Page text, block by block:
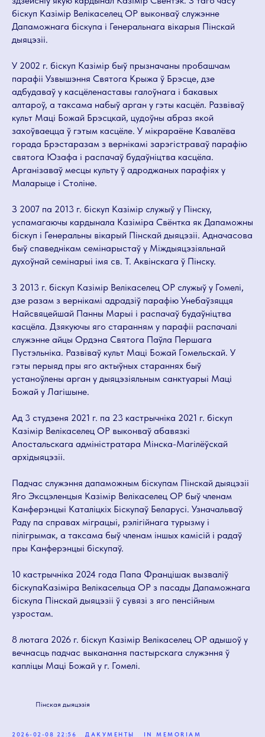
біскуп Казімір Велікаселец ОР выконваў служэнне
Дапаможнага біскупа і Генеральнага вікарыя Пінскай
дыяцэзіі.
У 2002 г. біскуп Казімір быў прызначаны пробашчам
парафіі Узвышэння Святога Крыжа ў Брэсце, дзе
адбудаваў у касцёленаставы галоўнага і бакавых
алтароў, а таксама набыў арган у гэты касцёл. Развіваў
культ Маці Божай Брэсцкай, цудоўны абраз якой
захоўваецца ў гэтым касцёле. У мікрараёне Кавалёва
горада Брэстаразам з вернікамі зарэгістраваў парафію
святога Юзафа і распачаў будаўніцтва касцёла.
Арганізаваў месцы культу ў адроджаных парафіях у
Маларыце і Століне.
З 2007 па 2013 г. біскуп Казімір служыў у Пінску,
успамагаючы кардынала Казіміра Свёнтка як Дапаможны
біскуп і Генеральны вікарый Пінскай дыяцэзіі. Адначасова
быў спаведнікам семінарыстаў у Міждыяцэзіяльнай
духоўнай семінарыі імя св. Т. Аквінскага ў Пінску.
З 2013 г. біскуп Казімір Велікаселец ОР служыў у Гомелі,
дзе разам з вернікамі адрадзіў парафію Унебаўзяцця
Найсвяцейшай Панны Марыі і распачаў будаўніцтва
касцёла. Дзякуючы яго старанням у парафіі распачалі
служэнне айцы Ордэна Святога Паўла Першага
Пустэльніка. Развіваў культ Маці Божай Гомельскай. У
гэты перыяд пры яго актыўных стараннях быў
устаноўлены арган у дыяцэзіяльным санктуарыі Маці
Божай у Лагішыне.
Ад 3 студзеня 2021 г. па 23 кастрычніка 2021 г. біскуп
Казімір Велікаселец ОР выконваў абавязкі
Апостальскага адміністратара Мінска-Магілёўскай
архідыяцэзіі.
Падчас служэння дапаможным біскупам Пінскай дыяцэзіі
Яго Эксцэленцыя Казімір Велікаселец ОР быў членам
Канферэнцыі Каталіцкіх Біскупаў Беларусі. Узначальваў
Раду па справах міграцыі, рэлігійнага турызму і
пілігрымак, а таксама быў членам іншых камісій і радаў
пры Канферэнцыі біскупаў.
10 кастрычніка 2024 года Папа Францішак вызваліў
біскупаКазіміра Велікасельца ОР з пасады Дапаможнага
біскупа Пінскай дыяцэзіі ў сувязі з яго пенсійным
узростам.
8 лютага 2026 г. біскуп Казімір Велікаселец ОР адышоў у
вечнасць падчас выканання пастырскага служэння ў
капліцы Маці Божай у г. Гомелі.
Пінская дыяцэзія
2026-02-08 22:56 ДАКУМЕНТЫ IN MEMORIAM